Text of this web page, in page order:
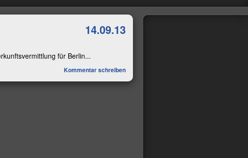
14.09.13
für Berlin...
Kommentar schreiben